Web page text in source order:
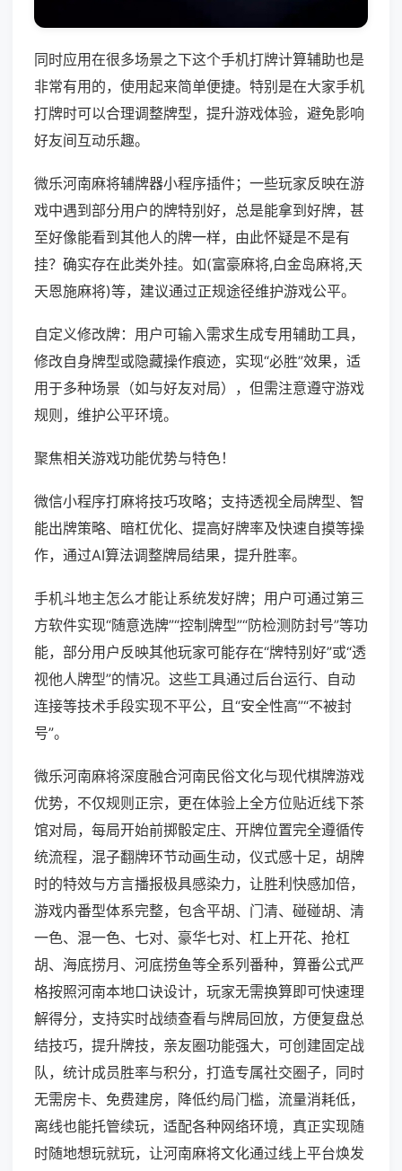
同时应用在很多场景之下这个手机打牌计算辅助也是
非常有用的，使用起来简单便捷。特别是在大家手机
打牌时可以合理调整牌型，提升游戏体验，避免影响
好友间互动乐趣。
微乐河南麻将辅牌器小程序插件；一些玩家反映在游
戏中遇到部分用户的牌特别好，总是能拿到好牌，甚
至好像能看到其他人的牌一样，由此怀疑是不是有
挂？确实存在此类外挂。如(富豪麻将,白金岛麻将,天
天恩施麻将)等，建议通过正规途径维护游戏公平。
自定义修改牌：用户可输入需求生成专用辅助工具，
修改自身牌型或隐藏操作痕迹，实现“必胜”效果，适
用于多种场景（如与好友对局），但需注意遵守游戏
规则，维护公平环境。
聚焦相关游戏功能优势与特色！
微信小程序打麻将技巧攻略；支持透视全局牌型、智
能出牌策略、暗杠优化、提高好牌率及快速自摸等操
作，通过AI算法调整牌局结果，提升胜率。
手机斗地主怎么才能让系统发好牌；用户可通过第三
方软件实现“随意选牌”“控制牌型”“防检测防封号”等功
能，部分用户反映其他玩家可能存在“牌特别好”或“透
视他人牌型”的情况。这些工具通过后台运行、自动
连接等技术手段实现不平公，且“安全性高”“不被封
号”。
微乐河南麻将深度融合河南民俗文化与现代棋牌游戏
优势，不仅规则正宗，更在体验上全方位贴近线下茶
馆对局，每局开始前掷骰定庄、开牌位置完全遵循传
统流程，混子翻牌环节动画生动，仪式感十足，胡牌
时的特效与方言播报极具感染力，让胜利快感加倍，
游戏内番型体系完整，包含平胡、门清、碰碰胡、清
一色、混一色、七对、豪华七对、杠上开花、抢杠
胡、海底捞月、河底捞鱼等全系列番种，算番公式严
格按照河南本地口诀设计，玩家无需换算即可快速理
解得分，支持实时战绩查看与牌局回放，方便复盘总
结技巧，提升牌技，亲友圈功能强大，可创建固定战
队，统计成员胜率与积分，打造专属社交圈子，同时
无需房卡、免费建房，降低约局门槛，流量消耗低，
离线也能托管续玩，适配各种网络环境，真正实现随
时随地想玩就玩，让河南麻将文化通过线上平台焕发